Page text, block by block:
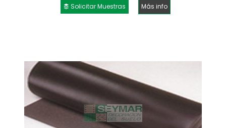
Solicitar Muestras Más info